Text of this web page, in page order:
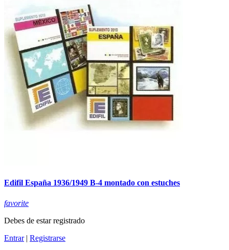
Edifil España 1936/1949 B-4 montado con estuches
favorite
Debes de estar registrado
Entrar| Registrarse